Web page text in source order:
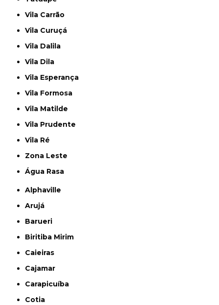
Vila Carrão
Vila Curuçá
Vila Dalila
Vila Dila
Vila Esperança
Vila Formosa
Vila Matilde
Vila Prudente
Vila Ré
Zona Leste
Água Rasa
Alphaville
Arujá
Barueri
Biritiba Mirim
Caieiras
Cajamar
Carapicuíba
Cotia